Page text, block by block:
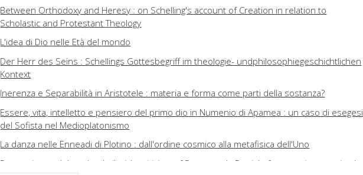
Between Orthodoxy and Heresy : on Schelling's account of Creation in relation to
Scholastic and Protestant Theology
L'idea di Dio nelle Età del mondo
Der Herr des Seins : Schellings Gottesbegriff im theologie- undphilosophiegeschichtlichen
Kontext
Inerenza e Separabilità in Aristotele : materia e forma come parti della sostanza?
Essere, vita, intelletto e pensiero del primo dio in Numenio di Apamea : un caso di esegesi
del Sofista nel Medioplatonismo
La danza nelle Enneadi di Plotino : dall'ordine cosmico alla metafisica dell'Uno
Perception and thought : Leibniz's criticism of Descartes's Denial of perception to animals